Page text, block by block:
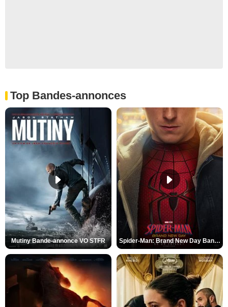
Top Bandes-annonces
Mutiny Bande-annonce VO STFR Spider-Man: Brand New Day Bande-annonce VO STFR